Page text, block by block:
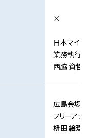
×
日本マイク
業務執行役
西脇 資哲
広島会場：
フリーアナ
枡田 絵理